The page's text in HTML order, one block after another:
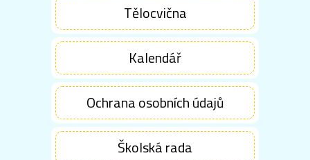
Tělocvična
Kalendář
Ochrana osobních údajů
Školská rada